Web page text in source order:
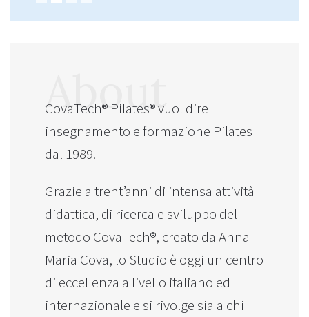
About
CovaTech® Pilates® vuol dire
insegnamento e formazione Pilates
dal 1989.
Grazie a trent’anni di intensa attività
didattica, di ricerca e sviluppo del
metodo CovaTech®, creato da Anna
Maria Cova, lo Studio è oggi un centro
di eccellenza a livello italiano ed
internazionale e si rivolge sia a chi